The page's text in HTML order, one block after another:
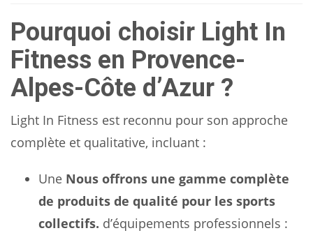
Pourquoi choisir Light In
Fitness en Provence-
Alpes-Côte d’Azur ?
Light In Fitness est reconnu pour son approche
complète et qualitative, incluant :
Une Nous offrons une gamme complète
de produits de qualité pour les sports
collectifs. d’équipements professionnels :